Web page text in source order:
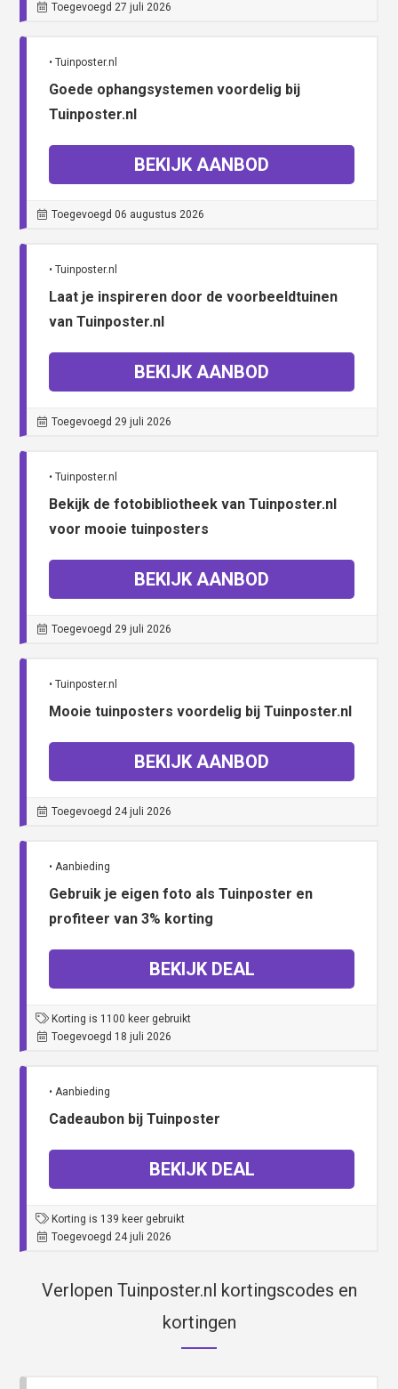
Toegevoegd 27 juli 2026
• Tuinposter.nl
Goede ophangsystemen voordelig bij
Tuinposter.nl
BEKIJK AANBOD
Toegevoegd 06 augustus 2026
• Tuinposter.nl
Laat je inspireren door de voorbeeldtuinen
van Tuinposter.nl
BEKIJK AANBOD
Toegevoegd 29 juli 2026
• Tuinposter.nl
Bekijk de fotobibliotheek van Tuinposter.nl
voor mooie tuinposters
BEKIJK AANBOD
Toegevoegd 29 juli 2026
• Tuinposter.nl
Mooie tuinposters voordelig bij Tuinposter.nl
BEKIJK AANBOD
Toegevoegd 24 juli 2026
• Aanbieding
Gebruik je eigen foto als Tuinposter en
profiteer van 3% korting
BEKIJK DEAL
Korting is 1100 keer gebruikt
Toegevoegd 18 juli 2026
• Aanbieding
Cadeaubon bij Tuinposter
BEKIJK DEAL
Korting is 139 keer gebruikt
Toegevoegd 24 juli 2026
Verlopen Tuinposter.nl kortingscodes en
kortingen